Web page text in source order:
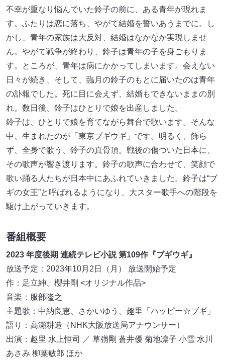
不幸が重なり悩んでいた鈴子の前に、ある青年が現れま
す。ふたりは恋に落ち、やがて結婚を誓いあうまでに。し
かし、青年の家族は大反対、結婚はなかなか実現しませ
ん。やがて戦争が終わり、鈴子は青年の子を身ごもりま
す。ところが、青年は病にかかってしまいます。会えない
日々が続き、そして、臨月の鈴子のもとに届いたのは青年
の訃報でした。死に目に会えず、結婚もできないままの別
れ。数日後、鈴子はひとりで娘を出産しました。
鈴子は、ひとりで娘を育てながら舞台で歌います。そんな
中、生まれたのが「東京ブギウギ」です。明るく、飾ら
ず、全身で歌う、鈴子の真骨頂。戦後の傷ついた日本に、
その歌声が響き渡ります。鈴子の歌声に合わせて、笑顔で
歌い踊る人たちが日本中にあふれていきました。鈴子は“ブ
ギの女王”と呼ばれるようになり、大スター歌手への階段を
駆け上がっていきます。
番組概要
2023 年度後期 連続テレビ小説 第109作『ブギウギ』
放送予定：2023年10月2日（月） 放送開始予定
作：足立紳、櫻井剛 <オリジナル作品>
音楽：服部隆之
主題歌：中納良恵、さかいゆう、趣里「ハッピー☆ブギ」
語り：高瀬耕造（NHK大阪放送局アナウンサー）
出演：趣里 水上恒司 ／ 草彅剛 蒼井優 菊地凛子 小雪 水川
あさみ 柳葉敏郎 ほか